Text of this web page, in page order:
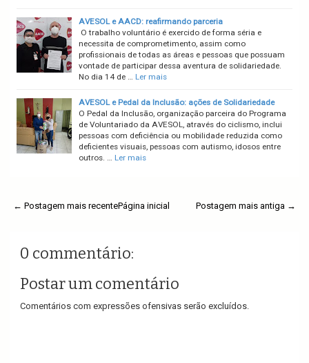
AVESOL e AACD: reafirmando parceria
O trabalho voluntário é exercido de forma séria e
necessita de comprometimento, assim como
profissionais de todas as áreas e pessoas que possuam
vontade de participar dessa aventura de solidariedade.
No dia 14 de … Ler mais
AVESOL e Pedal da Inclusão: ações de Solidariedade
O Pedal da Inclusão, organização parceira do Programa
de Voluntariado da AVESOL, através do ciclismo, inclui
pessoas com deficiência ou mobilidade reduzida como
deficientes visuais, pessoas com autismo, idosos entre
outros. … Ler mais
← Postagem mais recente Postagem mais antiga →
Página inicial
0 commentário:
Postar um comentário
Comentários com expressões ofensivas serão excluídos.